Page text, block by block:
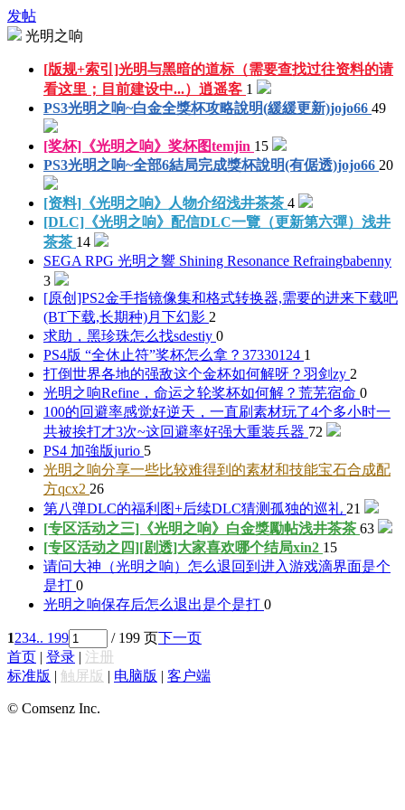
发帖
光明之响
[版规+索引]光明与黑暗的道标（需要查找过往资料的请
看这里；目前建设中...） 逍遥客 1
PS3光明之响~白金全獎杯攻略說明(緩緩更新)jojo66 49
[奖杯]《光明之响》奖杯图temjin 15
PS3光明之响~全部6結局完成獎杯說明(有倨透)jojo66 20
[资料]《光明之响》人物介绍浅井茶茶 4
[DLC]《光明之响》配信DLC一覽（更新第六彈） 浅井
茶茶 14
SEGA RPG 光明之響 Shining Resonance Refraingbabenny
3
[原创]PS2金手指镜像集和格式转换器,需要的进来下载吧
(BT下载,长期种)月下幻影 2
求助，黑珍珠怎么找sdestiy 0
PS4版 “全休止符”奖杯怎么拿？ 37330124 1
打倒世界各地的强敌这个金杯如何解呀？ 羽剑zy 2
光明之响Refine，命运之轮奖杯如何解？ 荒芜宿命 0
100的回避率感觉好逆天，一直刷素材玩了4个多小时一
共被挨打才3次~这回避率好强大重装兵器 72
PS4 加強版jurio 5
光明之响分享一些比较难得到的素材和技能宝石合成配
方qcx2 26
第八弹DLC的福利图+后续DLC猜测孤独的巡礼 21
[专区活动之三]《光明之响》白金獎勵帖浅井茶茶 63
[专区活动之四][剧透]大家喜欢哪个结局xin2 15
请问大神（光明之响）怎么退回到进入游戏滴界面是个
是打 0
光明之响保存后怎么退出是个是打 0
1234.. 199 / 199 页下一页
首页 | 登录 | 注册
标准版 | 触屏版 | 电脑版 | 客户端
© Comsenz Inc.